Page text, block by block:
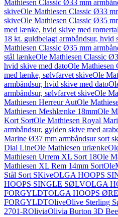
Mathiesen Classic Ø33 mm
skiveOle Mathiesen Classic Ø33
skiveOle Mathiesen Classic Ø35
med lænke, hvid skive med romertal
18 kt. guldbelagt armbåndsur, hvid
Mathiesen Classic Ø35 mm
stål lænkeOle Mathiesen Classic
hvid skive med datoOle Mathiesen
med lænke, sølvfarvet skiveOle
armbåndsur, hvid skive med dato
armbåndsur, sølvfarvet skiveOle
Mathiesen Herreur AutOle
Mathiesen Meshlænke 18mmOle
Kort SortOle Mathiesen Royal
armbåndsur, gylden skive med
Marine Ø37 mm armbåndsur sort
Dial LineOle Mathiesen urlænke
Mathiesen Urrem XL Sort 18Ole
Mathiesen XL Rem 14mm Sort
Stål Sort SKiveOLGA HOOPS
HOOPS SINGLE SØLVOLGA
FORGYLDTOLGA HOOPS
FORGYLDTOliveOlive Sterling
2701-ROliviaOlivia Burton 3D